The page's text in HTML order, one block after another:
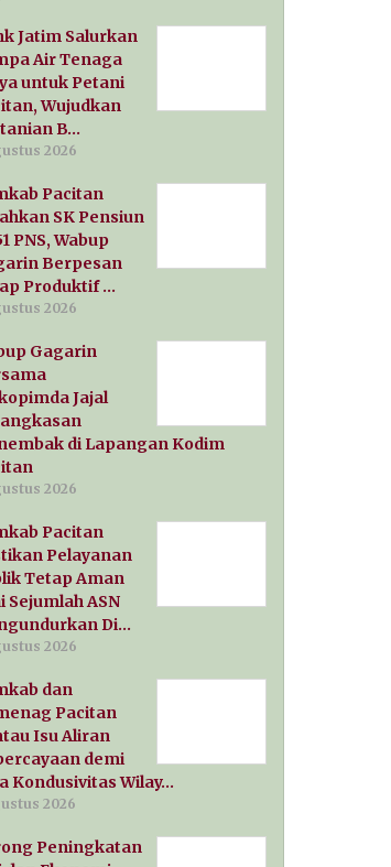
Jatim Salurkan
Air Tenaga
untuk Petani
Wujudkan
B…
2026
Pacitan
SK Pensiun
PNS, Wabup
Berpesan
Produktif …
2026
Gagarin
Jajal
di Lapangan Kodim
2026
Pacitan
Pelayanan
Tetap Aman
Sejumlah ASN
Di…
2026
dan
Pacitan
Isu Aliran
demi
Kondusivitas Wilay…
2026
Peningkatan